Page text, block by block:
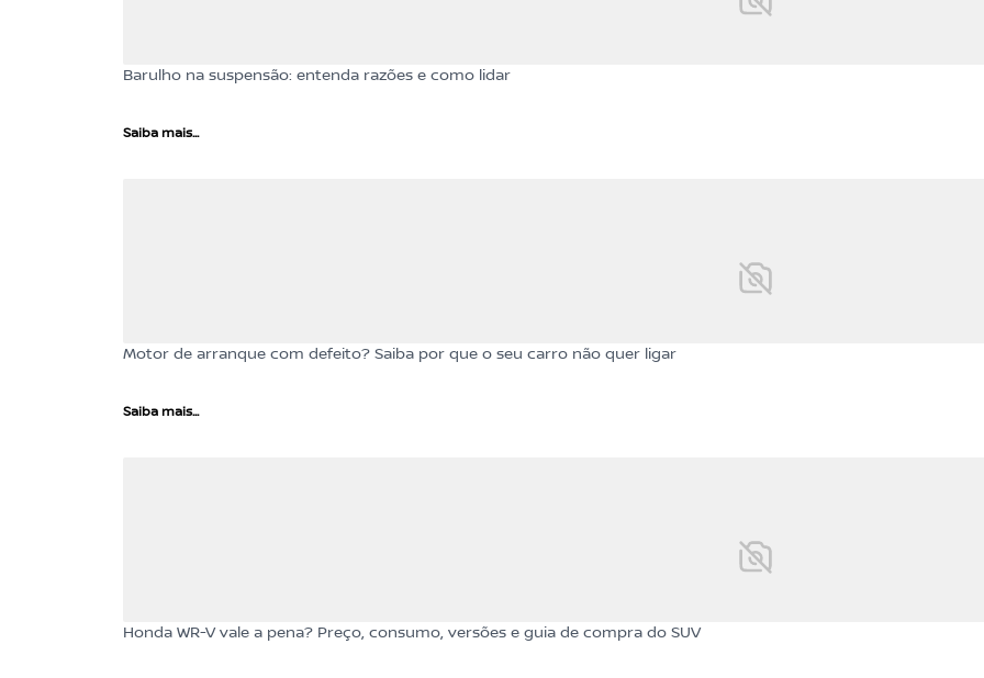
Barulho na suspensão: entenda razões e como lidar
Saiba mais...
Motor de arranque com defeito? Saiba por que o seu carro não quer ligar
Saiba mais...
Honda WR-V vale a pena? Preço, consumo, versões e guia de compra do SUV